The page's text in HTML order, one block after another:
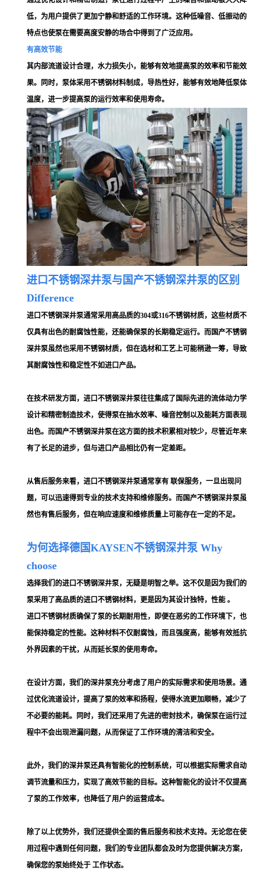
低，为用户提供了更加宁静和舒适的工作环境。这种低噪音、低振动的
特点也使泵在需要高度安静的场合中得到了广泛应用。
有高效节能
其内部流道设计合理，水力损失小，能够有效地提高泵的效率和节能效
果。同时，泵体采用不锈钢材料制成，导热性好，能够有效地降低泵体
温度，进一步提高泵的运行效率和使用寿命。
进口不锈钢深井泵与国产不锈钢深井泵的区别
Difference
进口不锈钢深井泵通常采用高品质的304或316不锈钢材质，这些材质不
仅具有出色的耐腐蚀性能，还能确保泵的长期稳定运行。而国产不锈钢
深井泵虽然也采用不锈钢材质，但在选材和工艺上可能稍逊一筹，导致
其耐腐蚀性和稳定性不如进口产品。
在技术研发方面，进口不锈钢深井泵往往集成了国际先进的流体动力学
设计和精密制造技术，使得泵在抽水效率、噪音控制以及能耗方面表现
出色。而国产不锈钢深井泵在这方面的技术积累相对较少，尽管近年来
有了长足的进步，但与进口产品相比仍有一定差距。
从售后服务来看，进口不锈钢深井泵通常享有 联保服务，一旦出现问
题，可以迅速得到专业的技术支持和维修服务。而国产不锈钢深井泵虽
然也有售后服务，但在响应速度和维修质量上可能存在一定的不足。
为何选择德国KAYSEN不锈钢深井泵 Why
choose
选择我们的进口不锈钢深井泵，无疑是明智之举。这不仅是因为我们的
泵采用了高品质的进口不锈钢材料，更是因为其设计独特，性能 。
进口不锈钢材质确保了泵的长期耐用性，即便在恶劣的工作环境下，也
能保持稳定的性能。这种材料不仅耐腐蚀，而且强度高，能够有效抵抗
外界因素的干扰，从而延长泵的使用寿命。
在设计方面，我们的深井泵充分考虑了用户的实际需求和使用场景。通
过优化流道设计，提高了泵的效率和扬程，使得水流更加顺畅，减少了
不必要的能耗。同时，我们还采用了先进的密封技术，确保泵在运行过
程中不会出现泄漏问题，从而保证了工作环境的清洁和安全。
此外，我们的深井泵还具有智能化的控制系统，可以根据实际需求自动
调节流量和压力，实现了高效节能的目标。这种智能化的设计不仅提高
了泵的工作效率，也降低了用户的运营成本。
除了以上优势外，我们还提供全面的售后服务和技术支持。无论您在使
用过程中遇到任何问题，我们的专业团队都会及时为您提供解决方案，
确保您的泵始终处于 工作状态。